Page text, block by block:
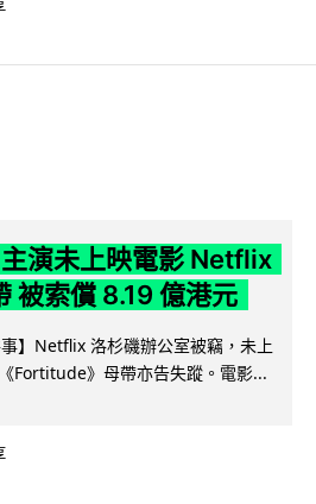
演未上映電影 Netflix
被索償 8.19 億港元
事】Netflix 洛杉磯辦公室被竊，未上
Fortitude》母帶亦告失蹤。電影...